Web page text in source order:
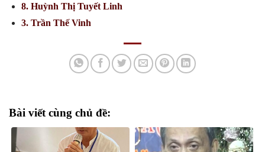
8. Huỳnh Thị Tuyết Linh
3. Trần Thế Vinh
Bài viết cùng chủ đề: